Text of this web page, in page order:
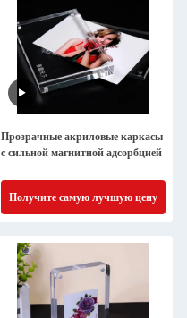
Прозрачные акриловые каркасы
с сильной магнитной адсорбцией
Получите самую лучшую цену